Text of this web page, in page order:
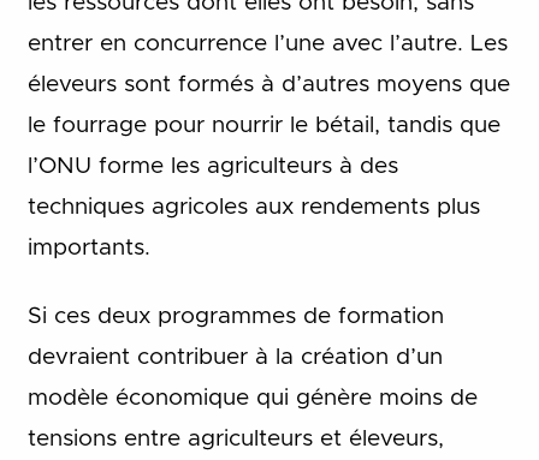
entrer en concurrence l’une avec l’autre. Les
éleveurs sont formés à d’autres moyens que
le fourrage pour nourrir le bétail, tandis que
l’ONU forme les agriculteurs à des
techniques agricoles aux rendements plus
importants.
Si ces deux programmes de formation
devraient contribuer à la création d’un
modèle économique qui génère moins de
tensions entre agriculteurs et éleveurs,